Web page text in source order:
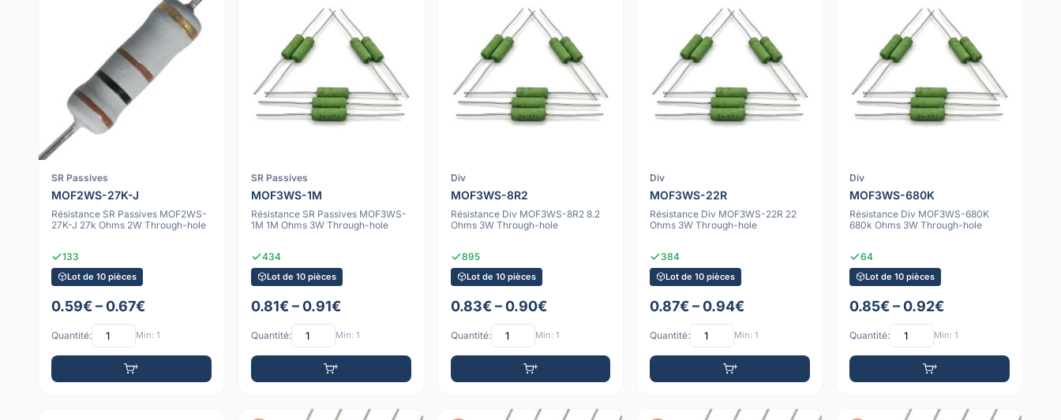
SR Passives
MOF2WS-27K-J
Résistance SR Passives MOF2WS-
27K-J 27k Ohms 2W Through-hole
133
Lot de 10 pièces
0.59€ – 0.67€
Quantité: Min: 1
SR Passives
MOF3WS-1M
Résistance SR Passives MOF3WS-
1M 1M Ohms 3W Through-hole
434
Lot de 10 pièces
0.81€ – 0.91€
Quantité: Min: 1
Div
MOF3WS-8R2
Résistance Div MOF3WS-8R2 8.2
Ohms 3W Through-hole
895
Lot de 10 pièces
0.83€ – 0.90€
Quantité: Min: 1
Div
MOF3WS-22R
Résistance Div MOF3WS-22R 22
Ohms 3W Through-hole
384
Lot de 10 pièces
0.87€ – 0.94€
Quantité: Min: 1
Div
MOF3WS-680K
Résistance Div MOF3WS-680K
680k Ohms 3W Through-hole
64
Lot de 10 pièces
0.85€ – 0.92€
Quantité: Min: 1